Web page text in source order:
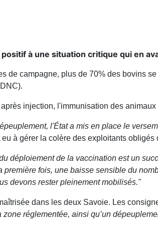
à une situation critique qui en
de campagne, plus de 70% des bovins
injection, l'immunisation des
l'État a mis en place le
à gérer la colère des exploitants obligés
déploiement de la vaccination est un
fois, une baisse sensible du
devons rester pleinement mobilisés."
dans les deux Savoie. Les
réglementée, ainsi qu’un